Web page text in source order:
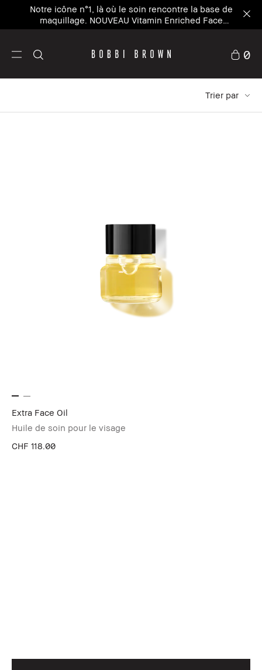
Composez votre kit en 5 minutes – personnalisez
votre kit d'été avec 20% de réduction²
Personnaliser maintenant
0
Trier par
Extra Face Oil
Huile de soin pour le visage
CHF 118.00